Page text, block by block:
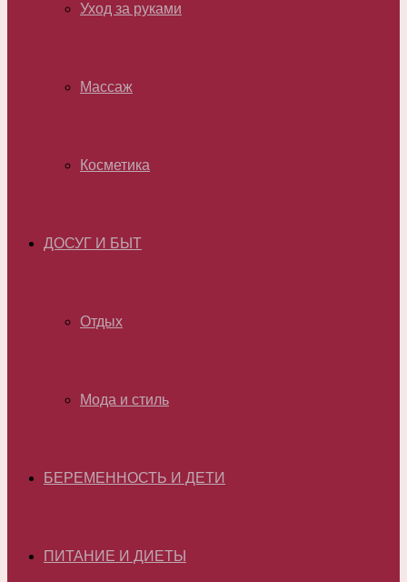
Уход за руками
Массаж
Косметика
ДОСУГ И БЫТ
Отдых
Мода и стиль
БЕРЕМЕННОСТЬ И ДЕТИ
ПИТАНИЕ И ДИЕТЫ